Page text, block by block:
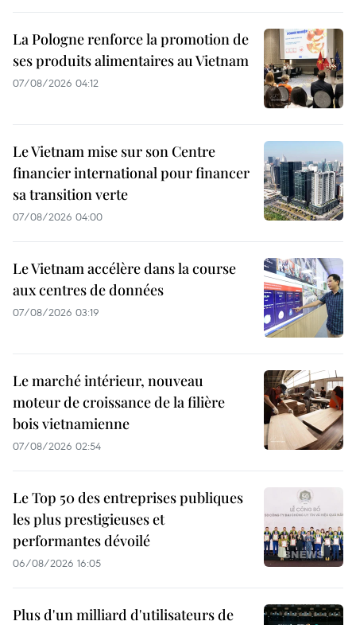
La Pologne renforce la promotion de
ses produits alimentaires au Vietnam
07/08/2026 04:12
Le Vietnam mise sur son Centre
financier international pour financer
sa transition verte
07/08/2026 04:00
Le Vietnam accélère dans la course
aux centres de données
07/08/2026 03:19
Le marché intérieur, nouveau
moteur de croissance de la filière
bois vietnamienne
07/08/2026 02:54
Le Top 50 des entreprises publiques
les plus prestigieuses et
performantes dévoilé
06/08/2026 16:05
Plus d'un milliard d'utilisateurs de